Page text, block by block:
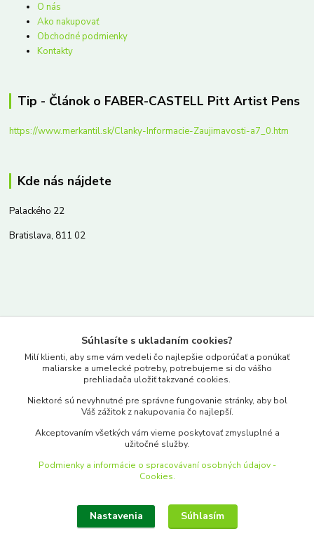
O nás
Ako nakupovať
Obchodné podmienky
Kontakty
Tip - Článok o FABER-CASTELL Pitt Artist Pens
https://www.merkantil.sk/Clanky-Informacie-Zaujimavosti-a7_0.htm
Kde nás nájdete
Palackého 22
Bratislava, 811 02
www.merkantil.sk
Pondelok-Piatok: 9.00-17.00hod.
objednavky@merkantil-obchod.sk
Upraviť zber cookies.
Súhlasíte s ukladaním cookies?
Milí klienti, aby sme vám vedeli čo najlepšie odporúčať a ponúkať
maliarske a umelecké potreby, potrebujeme si do vášho
prehliadača uložiť takzvané cookies.
Niektoré sú nevyhnutné pre správne fungovanie stránky, aby bol
Váš zážitok z nakupovania čo najlepší.
Akceptovaním všetkých vám vieme poskytovať zmysluplné a
užitočné služby.
Podmienky a informácie o spracovávaní osobných údajov -
Cookies.
Nastavenia Súhlasím